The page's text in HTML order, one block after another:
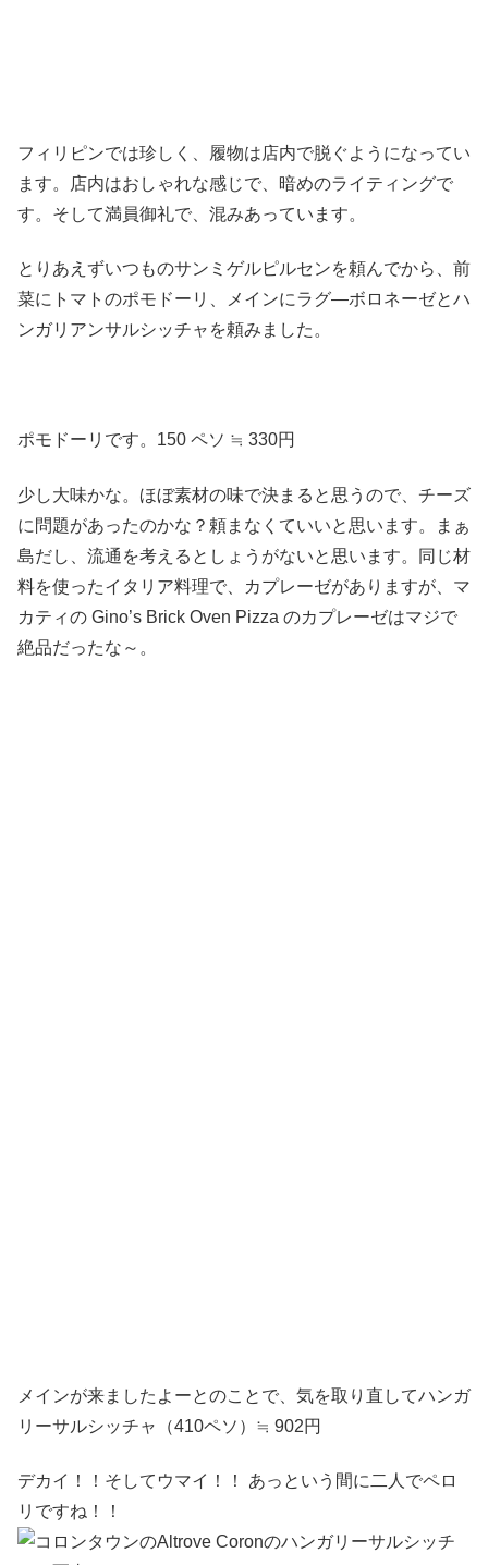
フィリピンでは珍しく、履物は店内で脱ぐようになってい
ます。店内はおしゃれな感じで、暗めのライティングで
す。そして満員御礼で、混みあっています。
とりあえずいつものサンミゲルピルセンを頼んでから、前
菜にトマトのポモドーリ、メインにラグ―ボロネーゼとハ
ンガリアンサルシッチャを頼みました。
ポモドーリです。150 ペソ ≒ 330円
少し大味かな。ほぼ素材の味で決まると思うので、チーズ
に問題があったのかな？頼まなくていいと思います。まぁ
島だし、流通を考えるとしょうがないと思います。同じ材
料を使ったイタリア料理で、カプレーゼがありますが、マ
カティの Gino’s Brick Oven Pizza のカプレーゼはマジで
絶品だったな～。
メインが来ましたよーとのことで、気を取り直してハンガ
リーサルシッチャ（410ペソ）≒ 902円
デカイ！！そしてウマイ！！ あっという間に二人でペロ
リですね！！